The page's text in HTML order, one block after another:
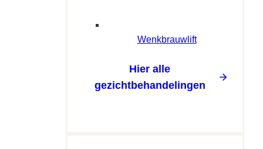
Wenkbrauwlift
Hier alle
gezichtbehandelingen